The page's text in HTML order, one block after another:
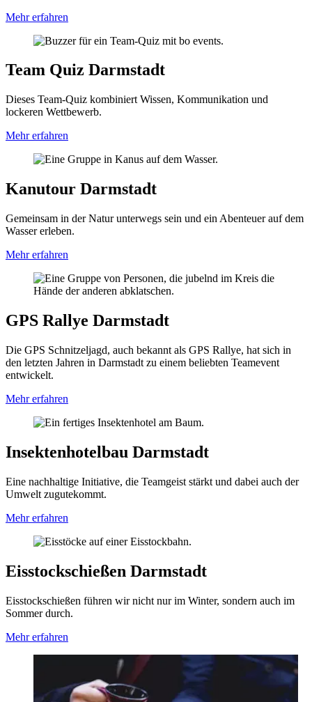
Mehr erfahren
Team Quiz Darmstadt
Dieses Team-Quiz kombiniert Wissen, Kommunikation und
lockeren Wettbewerb.
Mehr erfahren
Kanutour Darmstadt
Gemeinsam in der Natur unterwegs sein und ein Abenteuer auf dem
Wasser erleben.
Mehr erfahren
GPS Rallye Darmstadt
Die GPS Schnitzeljagd, auch bekannt als GPS Rallye, hat sich in
den letzten Jahren in Darmstadt zu einem beliebten Teamevent
entwickelt.
Mehr erfahren
Insektenhotelbau Darmstadt
Eine nachhaltige Initiative, die Teamgeist stärkt und dabei auch der
Umwelt zugutekommt.
Mehr erfahren
Eisstockschießen Darmstadt
Eisstockschießen führen wir nicht nur im Winter, sondern auch im
Sommer durch.
Mehr erfahren